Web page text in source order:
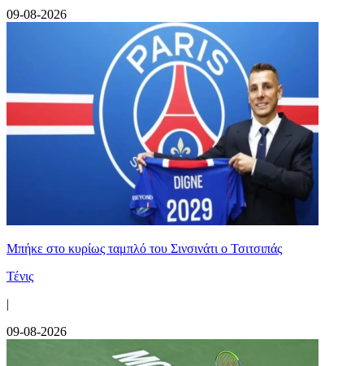
09-08-2026
Mπήκε στο κυρίως ταμπλό του Σινσινάτι ο Τσιτσιπάς
Τένις
|
09-08-2026